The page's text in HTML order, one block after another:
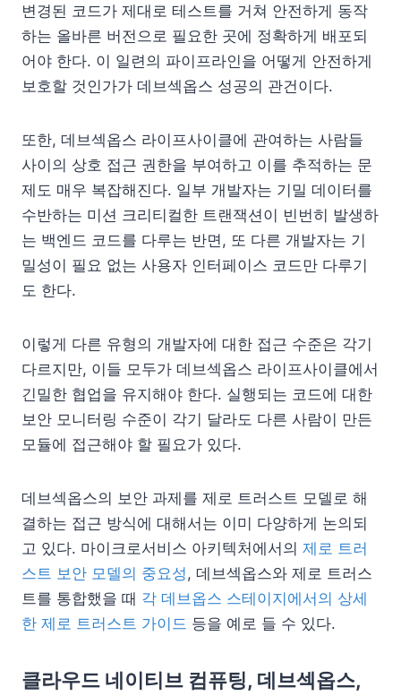
변경된 코드가 제대로 테스트를 거쳐 안전하게 동작
하는 올바른 버전으로 필요한 곳에 정확하게 배포되
어야 한다. 이 일련의 파이프라인을 어떻게 안전하게
보호할 것인가가 데브섹옵스 성공의 관건이다.
또한, 데브섹옵스 라이프사이클에 관여하는 사람들
사이의 상호 접근 권한을 부여하고 이를 추적하는 문
제도 매우 복잡해진다. 일부 개발자는 기밀 데이터를
수반하는 미션 크리티컬한 트랜잭션이 빈번히 발생하
는 백엔드 코드를 다루는 반면, 또 다른 개발자는 기
밀성이 필요 없는 사용자 인터페이스 코드만 다루기
도 한다.
이렇게 다른 유형의 개발자에 대한 접근 수준은 각기
다르지만, 이들 모두가 데브섹옵스 라이프사이클에서
긴밀한 협업을 유지해야 한다. 실행되는 코드에 대한
보안 모니터링 수준이 각기 달라도 다른 사람이 만든
모듈에 접근해야 할 필요가 있다.
데브섹옵스의 보안 과제를 제로 트러스트 모델로 해
결하는 접근 방식에 대해서는 이미 다양하게 논의되
고 있다. 마이크로서비스 아키텍처에서의 제로 트러
스트 보안 모델의 중요성 , 데브섹옵스와 제로 트러스
트를 통합했을 때 각 데브옵스 스테이지에서의 상세
한 제로 트러스트 가이드 등을 예로 들 수 있다.
클라우드 네이티브 컴퓨팅, 데브섹옵스,